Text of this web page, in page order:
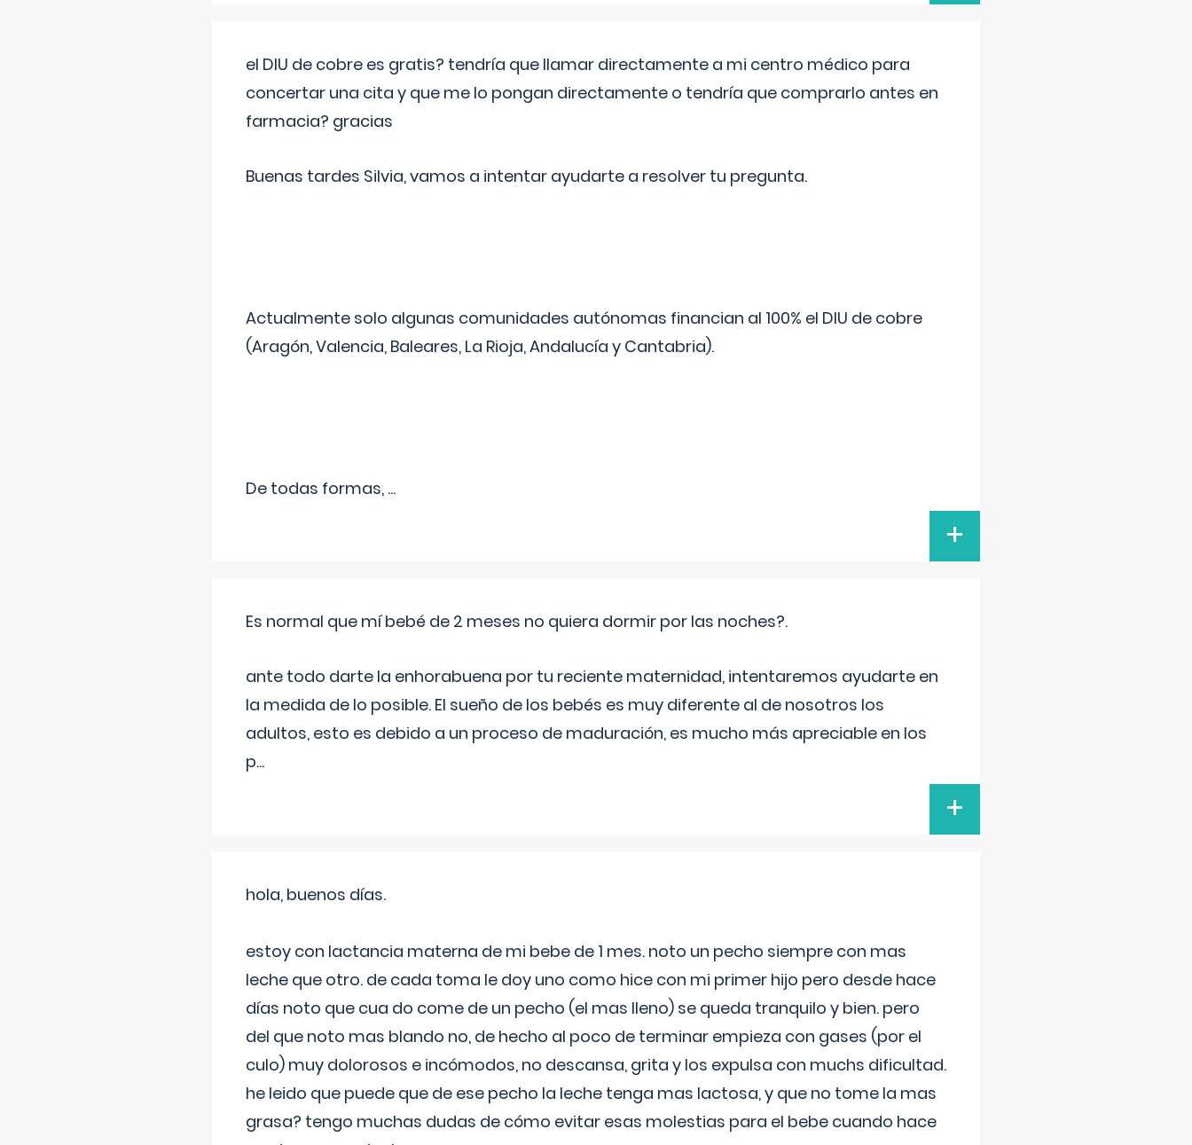
el DIU de cobre es gratis? tendría que llamar directamente a mi centro médico para
concertar una cita y que me lo pongan directamente o tendría que comprarlo antes en
farmacia? gracias
Buenas tardes Silvia, vamos a intentar ayudarte a resolver tu pregunta.
Actualmente solo algunas comunidades autónomas financian al 100% el DIU de cobre
(Aragón, Valencia, Baleares, La Rioja, Andalucía y Cantabria).
De todas formas, ...
+
Es normal que mí bebé de 2 meses no quiera dormir por las noches?.
ante todo darte la enhorabuena por tu reciente maternidad, intentaremos ayudarte en
la medida de lo posible. El sueño de los bebés es muy diferente al de nosotros los
adultos, esto es debido a un proceso de maduración, es mucho más apreciable en los
p...
+
hola, buenos días.
estoy con lactancia materna de mi bebe de 1 mes. noto un pecho siempre con mas
leche que otro. de cada toma le doy uno como hice con mi primer hijo pero desde hace
días noto que cua do come de un pecho (el mas lleno) se queda tranquilo y bien. pero
del que noto mas blando no, de hecho al poco de terminar empieza con gases (por el
culo) muy dolorosos e incómodos, no descansa, grita y los expulsa con muchs dificultad.
he leido que puede que de ese pecho la leche tenga mas lactosa, y que no tome la mas
grasa? tengo muchas dudas de cómo evitar esas molestias para el bebe cuando hace